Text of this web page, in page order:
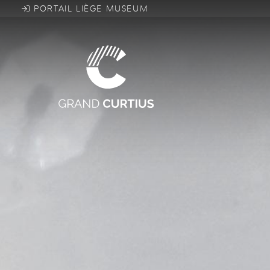
Direkt
PORTAIL LIÈGE MUSEUM